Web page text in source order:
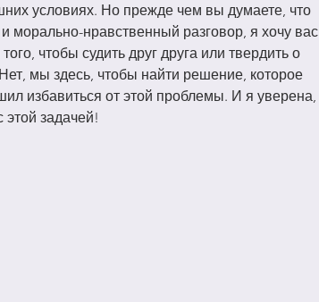
условиях. Но прежде чем вы думаете, что
и морально-нравственный разговор, я хочу вас
чтобы судить друг друга или твердить о
мы здесь, чтобы найти решение, которое
избавиться от этой проблемы. И я уверена,
задачей!